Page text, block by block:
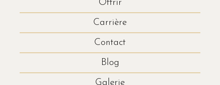
Offrir
Carrière
Contact
Blog
Galerie